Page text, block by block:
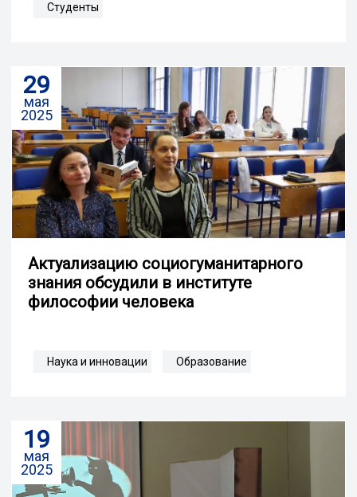
Студенты
29
мая
2025
Актуализацию социогуманитарного
знания обсудили в институте
философии человека
Наука и инновации Образование
19
мая
2025